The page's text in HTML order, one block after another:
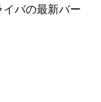
バの最新バー